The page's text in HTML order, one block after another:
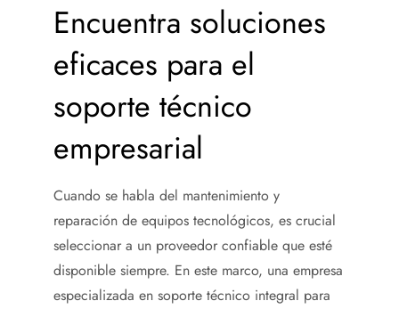
Encuentra soluciones
eficaces para el
soporte técnico
empresarial
Cuando se habla del mantenimiento y
reparación de equipos tecnológicos, es crucial
seleccionar a un proveedor confiable que esté
disponible siempre. En este marco, una empresa
especializada en soporte técnico integral para